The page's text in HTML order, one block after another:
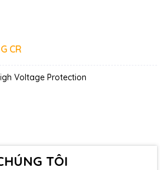
CR
Voltage Protection
TÔI